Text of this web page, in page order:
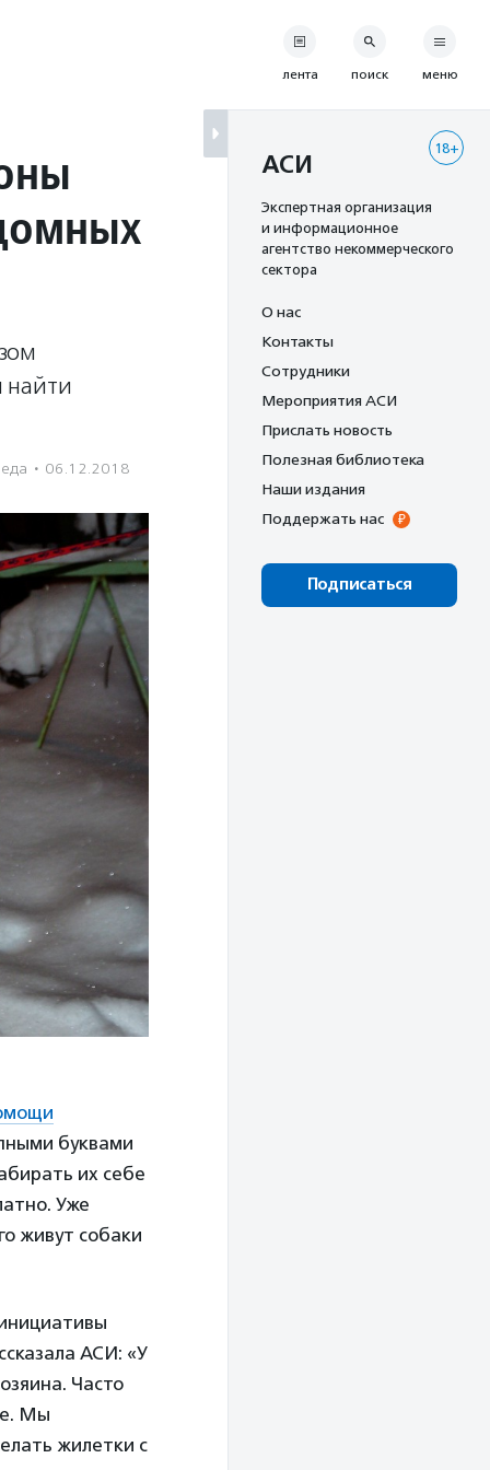
найти
· 06.12.2018
буквами
их себе
Уже
живут собаки
АСИ: «У
Часто
Мы
жилетки с
лента поиск меню
18+
АСИ
Экспертная организация
и информационное
агентство некоммерческого
сектора
О нас
Контакты
Сотрудники
Мероприятия АСИ
Прислать новость
Полезная библиотека
Наши издания
Поддержать нас
Подписаться